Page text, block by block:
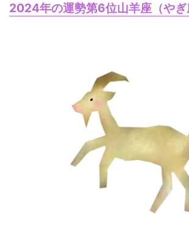
2024年の運勢第6位山羊座（やぎ